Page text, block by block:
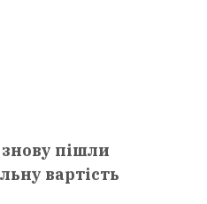
пішли
вартість